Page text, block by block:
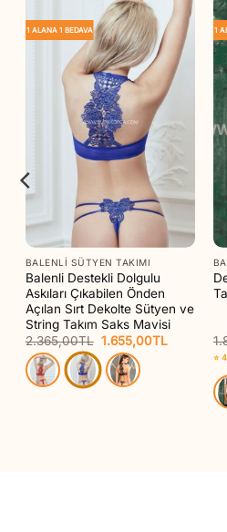
1 ALANA 1 BEDAVA
BALENLI SÜTYEN TAKIMI
Balenli Destekli Dolgulu
Askıları Çıkabilen Önden
Açılan Sırt Dekolte Sütyen ve
String Takım Saks Mavisi
2.365,00TL Orijinal
fiyat:
2.365,00TL.
1.655,00TLŞu
1
⭐